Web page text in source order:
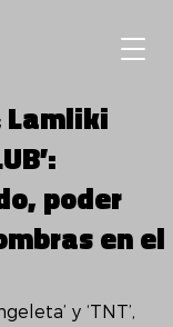
Lamliki
poder
en el
y ‘TNT’,